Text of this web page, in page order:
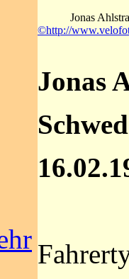
Jonas
©http://
Jonas